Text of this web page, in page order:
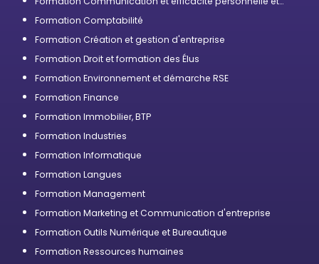
Formation Comptabilité
Formation Création et gestion d'entreprise
Formation Droit et formation des Élus
Formation Environnement et démarche RSE
Formation Finance
Formation Immobilier, BTP
Formation Industries
Formation Informatique
Formation Langues
Formation Management
Formation Marketing et Communication d'entreprise
Formation Outils Numérique et Bureautique
Formation Ressources humaines